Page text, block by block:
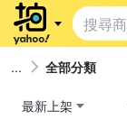
全部分類
最新上架